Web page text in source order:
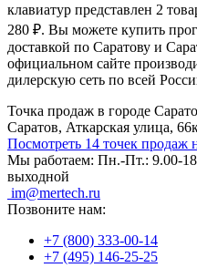
клавиатур представлен 2
280 ₽. Вы можете купить
доставкой по Саратову и
официальном сайте
дилерскую сеть по всей
Точка продаж в городе
Саратов, Аткарская улица,
Посмотреть 14 точек продаж
Мы работаем: Пн.-Пт.: 9.00-
выходной
im@mertech.ru
Позвоните нам:
+7 (800) 333-00-14
+7 (495) 146-25-25